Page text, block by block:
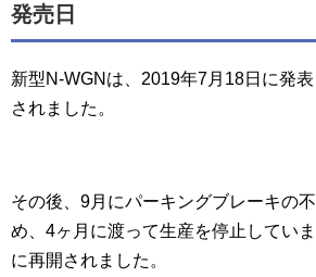
発売日
新型N-WGNは、2019年7月18日に発
されました。
その後、9月にパーキングブレーキの
め、4ヶ月に渡って生産を停止してい
に再開されました。